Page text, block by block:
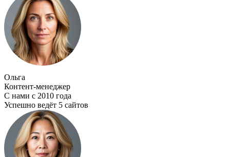
Ольга
Контент-менеджер
С нами с 2010 года
Успешно ведёт 5 сайтов